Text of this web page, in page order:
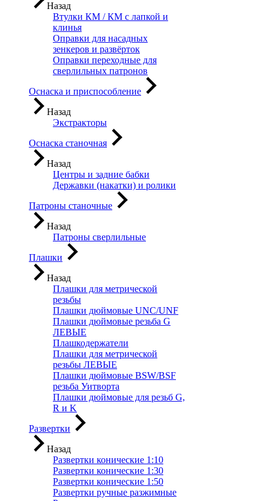
Назад
Втулки КМ / КМ с лапкой и
клинья
Оправки для насадных
зенкеров и развёрток
Оправки переходные для
сверлильных патронов
Оснаска и приспособление
Назад
Экстракторы
Оснаска станочная
Назад
Центры и задние бабки
Державки (накатки) и ролики
Патроны станочные
Назад
Патроны сверлильные
Плашки
Назад
Плашки для метрической
резьбы
Плашки дюймовые UNC/UNF
Плашки дюймовые резьба G
ЛЕВЫЕ
Плашкодержатели
Плашки для метрической
резьбы ЛЕВЫЕ
Плашки дюймовые BSW/BSF
резьба Уитворта
Плашки дюймовые для резьб G,
R и K
Развертки
Назад
Развертки конические 1:10
Развертки конические 1:30
Развертки конические 1:50
Развертки ручные разжимные